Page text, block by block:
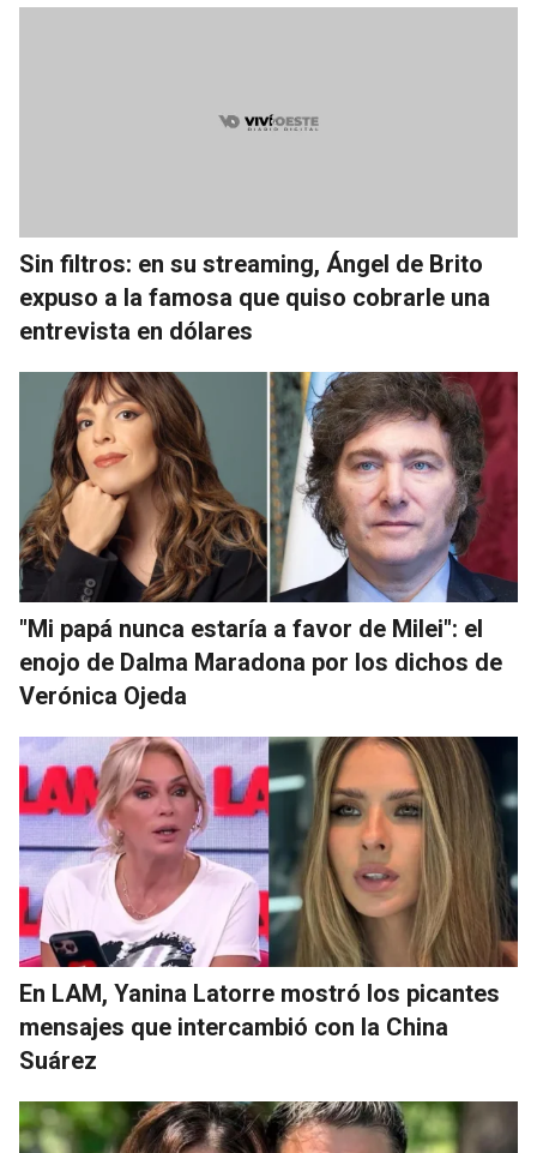
Sin filtros: en su streaming, Ángel de Brito
expuso a la famosa que quiso cobrarle una
entrevista en dólares
"Mi papá nunca estaría a favor de Milei": el
enojo de Dalma Maradona por los dichos de
Verónica Ojeda
En LAM, Yanina Latorre mostró los picantes
mensajes que intercambió con la China
Suárez